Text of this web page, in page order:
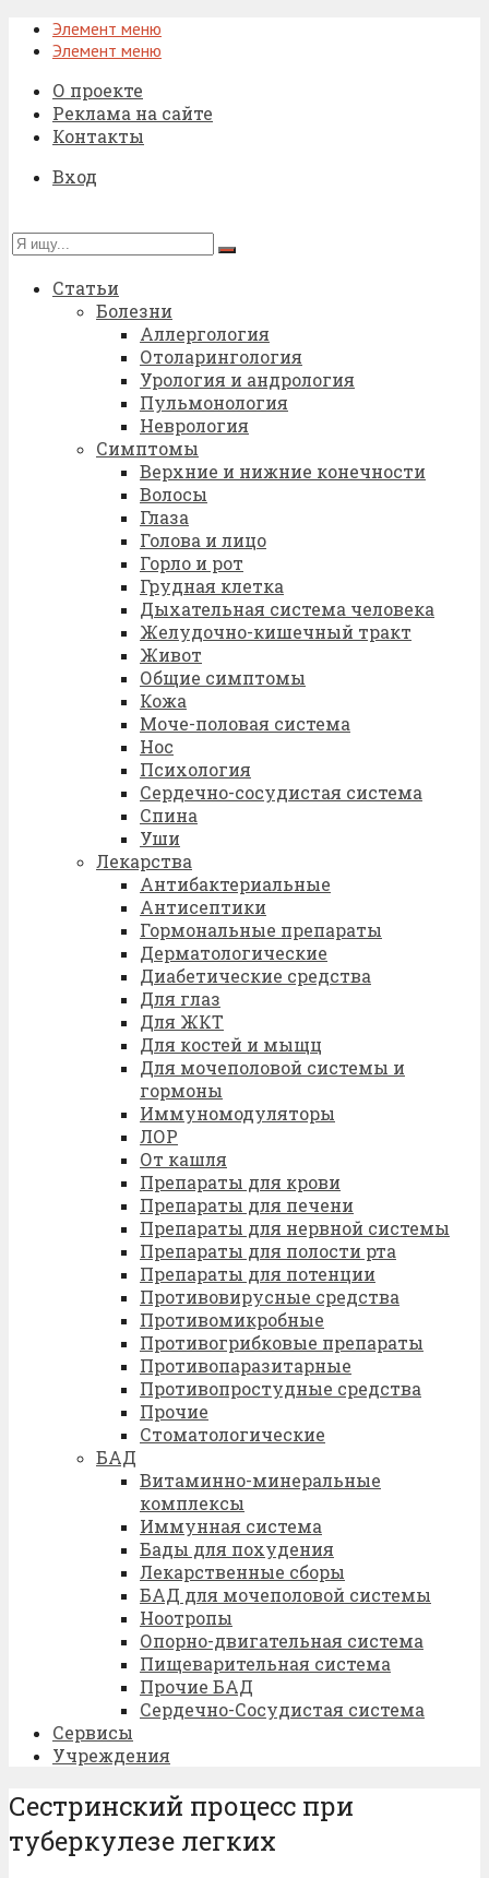
Элемент меню
Элемент меню
О проекте
Реклама на сайте
Контакты
Вход
Статьи
Болезни
Аллергология
Отоларингология
Урология и андрология
Пульмонология
Неврология
Симптомы
Верхние и нижние конечности
Волосы
Глаза
Голова и лицо
Горло и рот
Грудная клетка
Дыхательная система человека
Желудочно-кишечный тракт
Живот
Общие симптомы
Кожа
Моче-половая система
Нос
Психология
Сердечно-сосудистая система
Спина
Уши
Лекарства
Антибактериальные
Антисептики
Гормональные препараты
Дерматологические
Диабетические средства
Для глаз
Для ЖКТ
Для костей и мыщц
Для мочеполовой системы и
гормоны
Иммуномодуляторы
ЛОР
От кашля
Препараты для крови
Препараты для печени
Препараты для нервной системы
Препараты для полости рта
Препараты для потенции
Противовирусные средства
Противомикробные
Противогрибковые препараты
Противопаразитарные
Противопростудные средства
Прочие
Стоматологические
БАД
Витаминно-минеральные
комплексы
Иммунная система
Бады для похудения
Лекарственные сборы
БАД для мочеполовой системы
Ноотропы
Опорно-двигательная система
Пищеварительная система
Прочие БАД
Сердечно-Сосудистая система
Сервисы
Учреждения
Сестринский процесс при
туберкулезе легких